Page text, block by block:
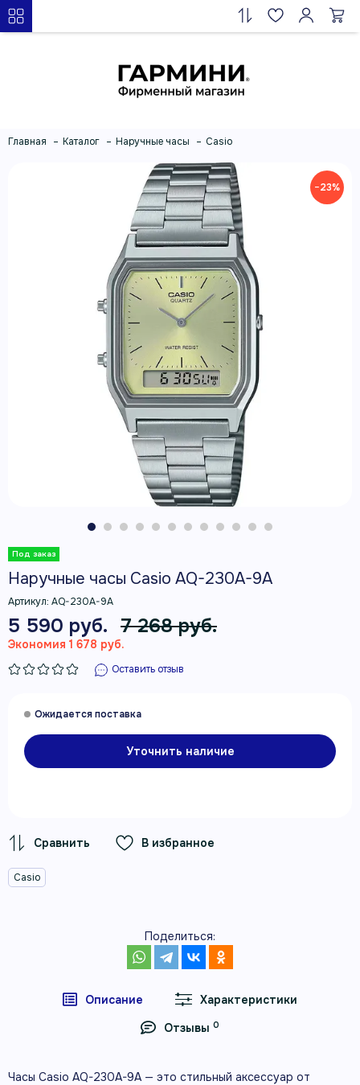
Главная Каталог Наручные часы Casio
−23%
Наручные часы Casio AQ-230A-9A
Артикул: AQ-230A-9A
5 590 руб. 7 268 руб.
Экономия 1 678 руб.
Оставить отзыв
Уточнить наличие
В избранное
Casio
Поделиться:
Описание
Характеристики
Отзывы 0
Часы Casio AQ-230A-9A — это стильный аксессуар от